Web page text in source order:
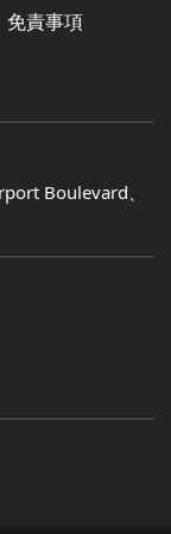
免責事項
Boulevard、